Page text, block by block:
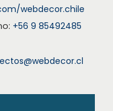
webdecor.chile
+56 9 85492485